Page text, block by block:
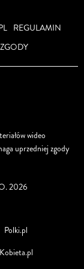
REGULAMIN
wideo
uprzedniej zgody
2026
Polki.pl
Kobieta.pl